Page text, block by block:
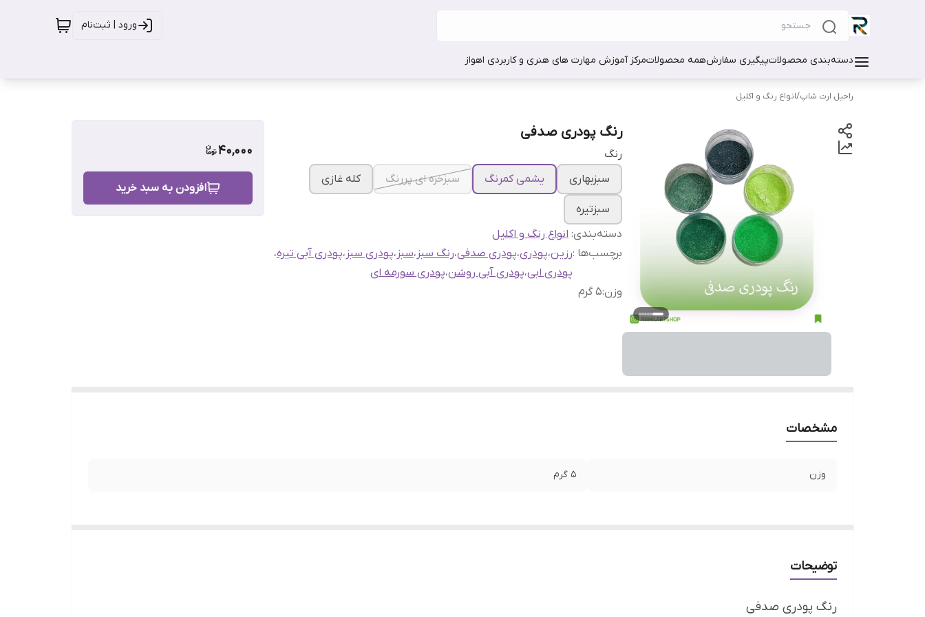
ورود | ثبت‌نام
دسته‌بندی محصولاتپیگیری سفارشهمه محصولاتمرکز آموزش مهارت های هنری و کاربردی اهواز
راحیل ارت شاپ/انواع رنگ و اکلیل
رنگ پودری صدفی
رنگ
سبزبهاری
یشمی کمرنگ سبزخزه ای پررنگ کله غازی
سبزتیره
دسته‌بندی: انواع رنگ و اکلیل
برچسب‌ها :رزین،پودری،پودری صدفی،رنگ سبز ،سبز ،پودری سبز ،پودری آبی تیره،
پودری ابی،پودری آبی روشن،پودری سورمه ای
وزن:5 گرم
40,000
افزودن به سبد خرید
مشخصات
وزن 5 گرم
توضیحات
رنگ پودری صدفی